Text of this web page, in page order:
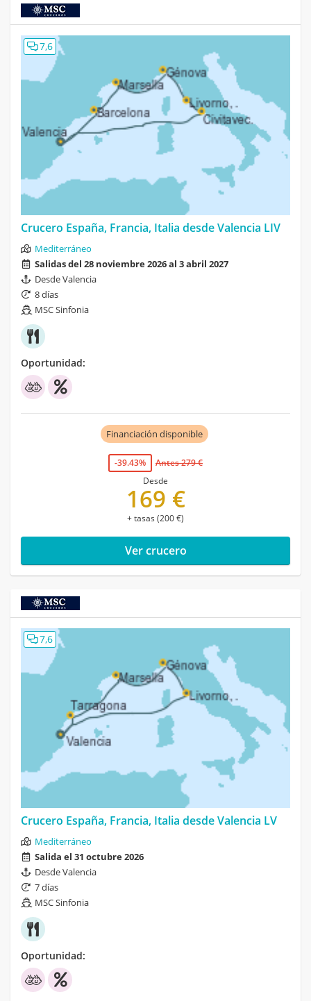
7,6
Crucero España, Francia, Italia desde Valencia LIV
Mediterráneo
Salidas del 28 noviembre 2026 al 3 abril 2027
Desde Valencia
8 días
MSC Sinfonia
Oportunidad:
Financiación disponible
-39.43%
Antes 279 €
Desde
169 €
+ tasas (200 €)
Ver crucero
7,6
Crucero España, Francia, Italia desde Valencia LV
Mediterráneo
Salida el 31 octubre 2026
Desde Valencia
7 días
MSC Sinfonia
Oportunidad: